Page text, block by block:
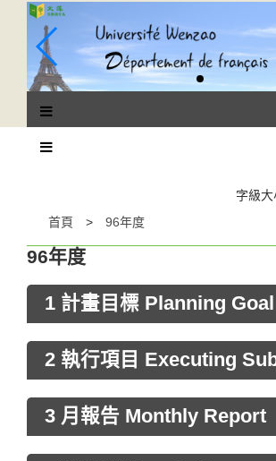
區
首頁 96年度
字級大
96年度
1 計畫目標 Planning Goal
2 執行項目 Executing
3 月報告 Monthly Report